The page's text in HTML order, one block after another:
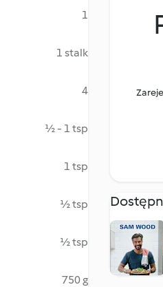
1
1 stalk
4
½ - 1 tsp
1 tsp
½ tsp
½ tsp
750 g